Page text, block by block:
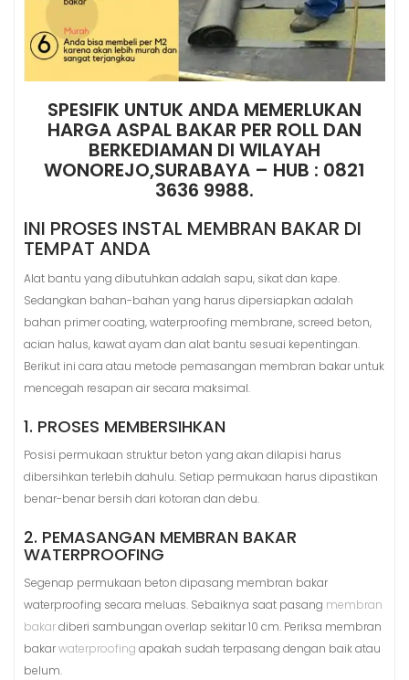
SPESIFIK UNTUK ANDA MEMERLUKAN
HARGA ASPAL BAKAR PER ROLL DAN
BERKEDIAMAN DI WILAYAH
WONOREJO,SURABAYA – HUB : 0821
3636 9988.
INI PROSES INSTAL MEMBRAN BAKAR DI
TEMPAT ANDA
Alat bantu yang dibutuhkan adalah sapu, sikat dan kape.
Sedangkan bahan-bahan yang harus dipersiapkan adalah
bahan primer coating, waterproofing membrane, screed beton,
acian halus, kawat ayam dan alat bantu sesuai kepentingan.
Berikut ini cara atau metode pemasangan membran bakar untuk
mencegah resapan air secara maksimal.
1. PROSES MEMBERSIHKAN
Posisi permukaan struktur beton yang akan dilapisi harus
dibersihkan terlebih dahulu. Setiap permukaan harus dipastikan
benar-benar bersih dari kotoran dan debu.
2. PEMASANGAN MEMBRAN BAKAR
WATERPROOFING
Segenap permukaan beton dipasang membran bakar
waterproofing secara meluas. Sebaiknya saat pasang membran
bakardiberi sambungan overlap sekitar 10 cm. Periksa membran
bakarwaterproofing apakah sudah terpasang dengan baik atau
belum.